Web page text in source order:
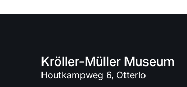
Kröller-Müller Museum
Houtkampweg 6, Otterlo